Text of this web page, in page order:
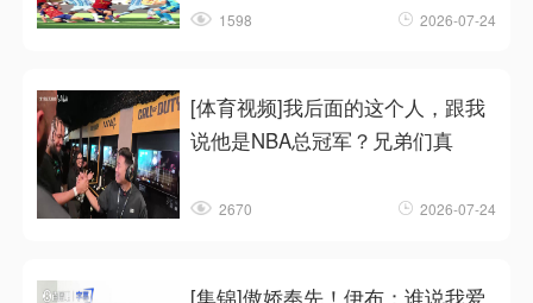
1598 2026-07-24
[体育视频]我后面的这个人，跟我
说他是NBA总冠军？兄弟们真
2670 2026-07-24
[集锦]傲娇奉先！伊布：谁说我爱